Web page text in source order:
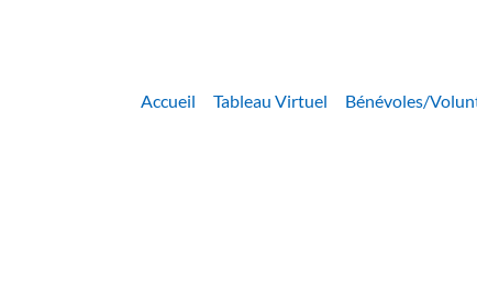
Accueil Tableau Virtuel Bénévoles/